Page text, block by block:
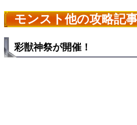
モンスト他の攻略記
彩獣神祭が開催！